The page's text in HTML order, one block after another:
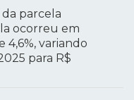
parcela
ocorreu em
4,6%, variando
para R$